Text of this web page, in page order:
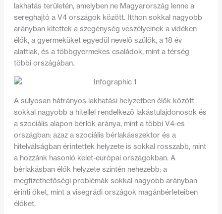
lakhatás területén, amelyben ne Magyarország lenne a
sereghajtó a V4 országok között. Itthon sokkal nagyobb
arányban kitettek a szegénység veszélyeinek a vidéken
élők, a gyermeküket egyedül nevelő szülők, a 18 év
alattiak, és a többgyermekes családok, mint a térség
többi országában.
A súlyosan hátrányos lakhatási helyzetben élők között
sokkal nagyobb a hitellel rendelkező lakástulajdonosok és
a szociális alapon bérlők aránya, mint a többi V4-es
országban: azaz a szociális bérlakásszektor és a
hitelválságban érintettek helyzete is sokkal rosszabb, mint
a hozzánk hasonló kelet-európai országokban. A
bérlakásban élők helyzete szintén nehezebb: a
megfizethetőségi problémák sokkal nagyobb arányban
érinti őket, mint a visegrádi országok magánbérleteiben
élőket.